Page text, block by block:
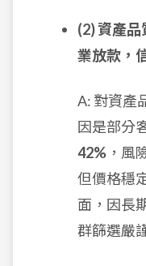
(2) 資產
業放款，
A: 對資產
因是部分
42% ，風
但價格穩
面，因長
群篩選嚴